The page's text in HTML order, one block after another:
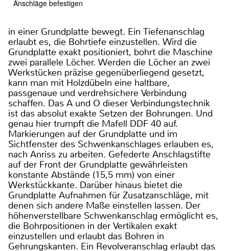
Anschläge befestigen
in einer Grundplatte bewegt. Ein Tiefenanschlag
erlaubt es, die Bohrtiefe einzustellen. Wird die
Grundplatte exakt positioniert, bohrt die Maschine
zwei parallele Löcher. Werden die Löcher an zwei
Werkstücken präzise gegenüberliegend gesetzt,
kann man mit Holzdübeln eine haltbare,
passgenaue und verdrehsichere Verbindung
schaffen. Das A und O dieser Verbindungstechnik
ist das absolut exakte Setzen der Bohrungen. Und
genau hier trumpft die Mafell DDF 40 auf.
Markierungen auf der Grundplatte und im
Sichtfenster des Schwenkanschlages erlauben es,
nach Anriss zu arbeiten. Gefederte Anschlagstifte
auf der Front der Grundplatte gewährleisten
konstante Abstände (15,5 mm) von einer
Werkstückkante. Darüber hinaus bietet die
Grundplatte Aufnahmen für Zusatzanschläge, mit
denen sich andere Maße einstellen lassen. Der
höhenverstellbare Schwenkanschlag ermöglicht es,
die Bohrpositionen in der Vertikalen exakt
einzustellen und erlaubt das Bohren in
Gehrungskanten. Ein Revolveranschlag erlaubt das